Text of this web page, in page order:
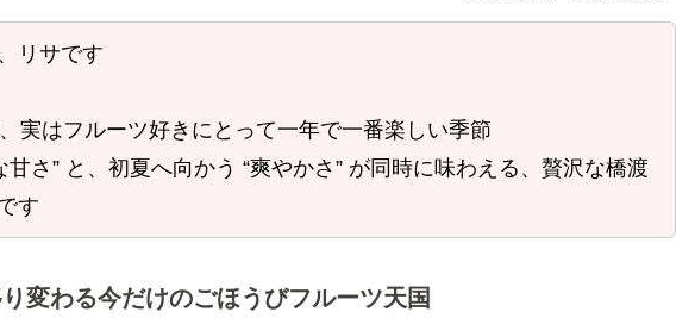
リサです
実はフルーツ好きにとって一年で一番楽しい季節
甘さ” と、初夏へ向かう “爽やかさ” が同時に味わえる、贅沢な橋渡
す
変わる今だけのごほうびフルーツ天国